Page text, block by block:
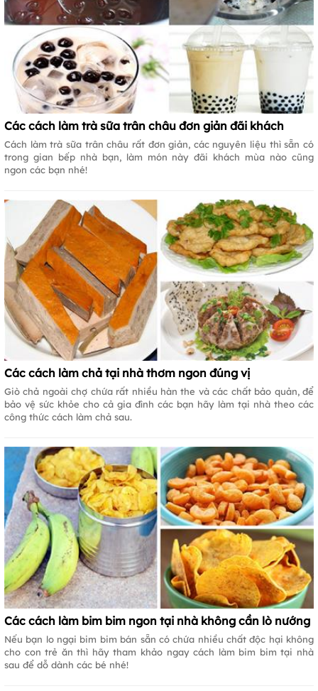
Các cách làm trà sữa trân châu đơn giản đãi khách
Cách làm trà sữa trân châu rất đơn giản, các nguyên liệu thì sẵn có
trong gian bếp nhà bạn, làm món này đãi khách mùa nào cũng
ngon các bạn nhé!
Các cách làm chả tại nhà thơm ngon đúng vị
Giò chả ngoài chợ chứa rất nhiều hàn the và các chất bảo quản, để
bảo vệ sức khỏe cho cả gia đình các bạn hãy làm tại nhà theo các
công thức cách làm chả sau.
Các cách làm bim bim ngon tại nhà không cần lò nướng
Nếu bạn lo ngại bim bim bán sẵn có chứa nhiều chất độc hại không
cho con trẻ ăn thì hãy tham khảo ngay cách làm bim bim tại nhà
sau để dỗ dành các bé nhé!